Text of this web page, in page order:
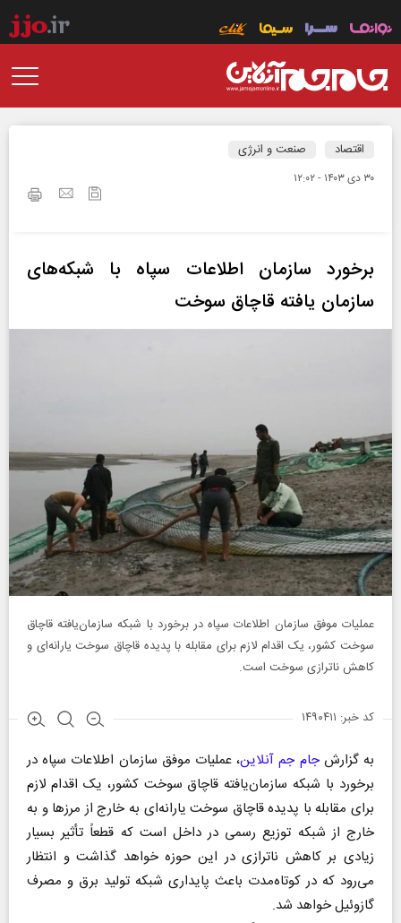
اقتصاد صنعت و انرژی
۳۰ دی ۱۴۰۳ - ۱۲:۰۲
برخورد سازمان اطلاعات سپاه با شبکه‌های
سازمان یافته قاچاق سوخت
عملیات موفق سازمان اطلاعات سپاه در برخورد با شبکه سازمان‌یافته قاچاق
سوخت کشور، یک اقدام لازم برای مقابله با پدیده قاچاق سوخت یارانه‌ای و
کاهش ناترازی سوخت است.
کد خبر: ۱۴۹۰۴۱۱
به گزارشجام جم آنلاین، عملیات موفق سازمان اطلاعات سپاه در
برخورد با شبکه سازمان‌یافته قاچاق سوخت کشور، یک اقدام لازم
برای مقابله با پدیده قاچاق سوخت یارانه‌ای به خارج از مرزها و به
خارج از شبکه توزیع رسمی در داخل است که قطعاً تأثیر بسیار
زیادی بر کاهش ناترازی در این حوزه خواهد گذاشت و انتظار
می‌رود که در کوتاه‌مدت باعث پایداری شبکه تولید برق و مصرف
گازوئیل خواهد شد.